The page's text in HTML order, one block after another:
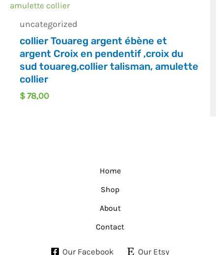
uncategorized
collier Touareg argent ébène et
argent Croix en pendentif ,croix du
sud touareg,collier talisman, amulette
collier
$78,00
Home
Shop
About
Contact
Our Facebook Our Etsy